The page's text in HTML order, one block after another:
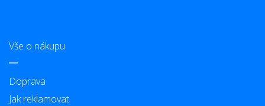
Vše o nákupu
Doprava
Jak reklamovat